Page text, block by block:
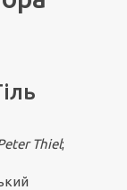
Thiel;